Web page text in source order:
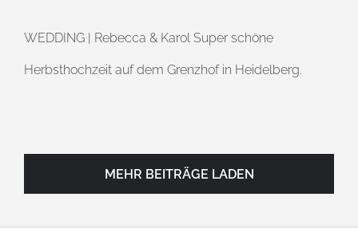
WEDDING | Rebecca & Karol Super schöne
Herbsthochzeit auf dem Grenzhof in Heidelberg.
MEHR BEITRÄGE LADEN